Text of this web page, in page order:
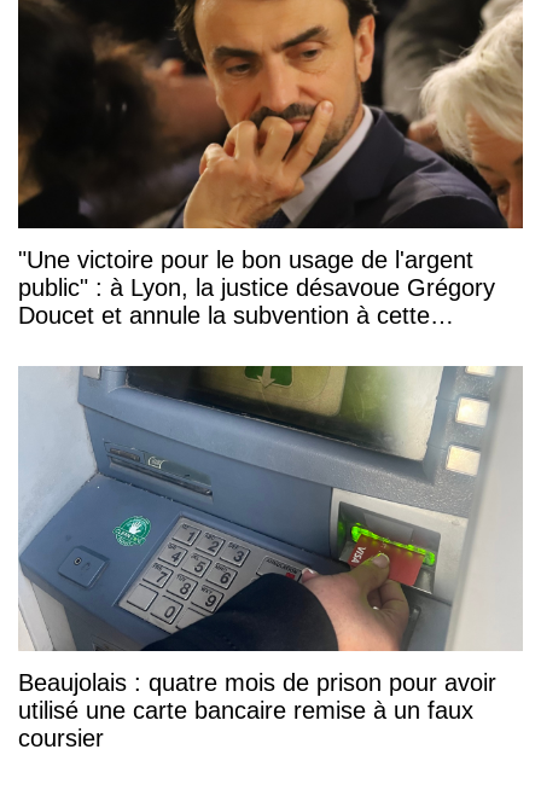
"Une victoire pour le bon usage de l'argent
public" : à Lyon, la justice désavoue Grégory
Doucet et annule la subvention à cette
Beaujolais : quatre mois de prison pour avoir
utilisé une carte bancaire remise à un faux
coursier